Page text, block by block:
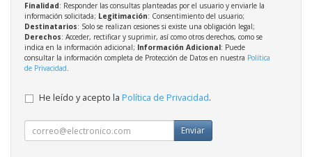
Finalidad: Responder las consultas planteadas por el usuario y enviarle la
información solicitada; Legitimación: Consentimiento del usuario;
Destinatarios: Solo se realizan cesiones si existe una obligación legal;
Derechos: Acceder, rectificar y suprimir, así como otros derechos, como se
indica en la información adicional; Información Adicional: Puede
consultar la información completa de Protección de Datos en nuestra Política
de Privacidad.
He leído y acepto la Política de Privacidad.
Enviar